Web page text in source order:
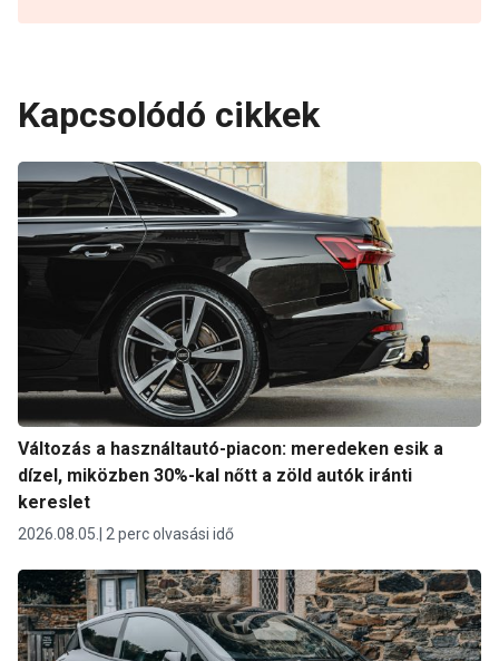
Kapcsolódó cikkek
Változás a használtautó-piacon: meredeken esik a
dízel, miközben 30%-kal nőtt a zöld autók iránti
kereslet
2026.08.05. 2 perc olvasási idő